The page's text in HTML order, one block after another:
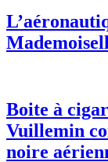
Boite à
Vuillemin
noire